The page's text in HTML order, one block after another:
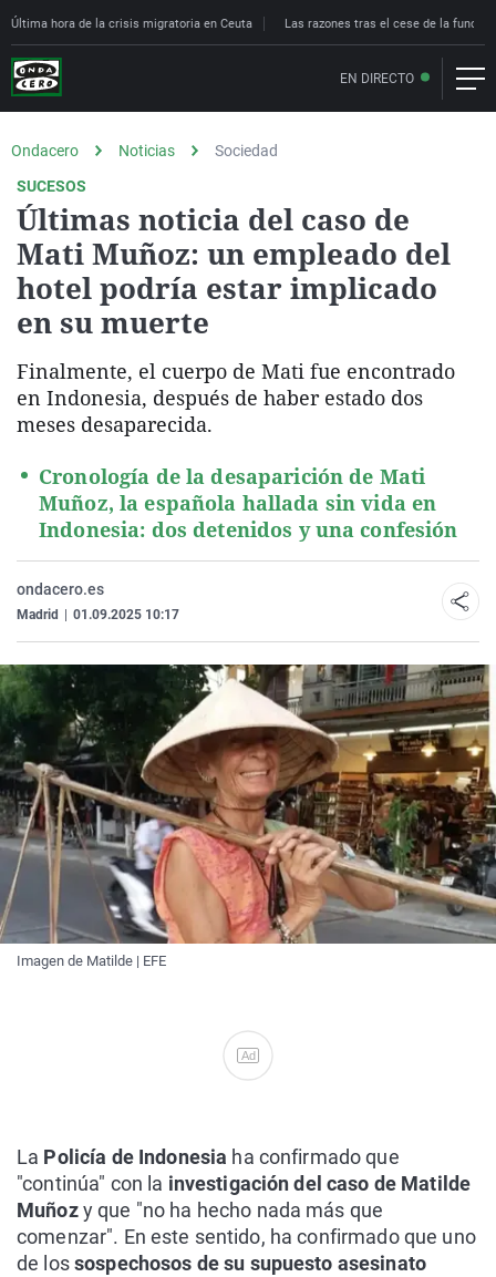
Última hora de la crisis migratoria en Ceuta Las razones tras el cese de la
EN DIRECTO
Ondacero Noticias
Sociedad
SUCESOS
Últimas noticia del caso de
Mati Muñoz: un empleado del
hotel podría estar implicado
en su muerte
Finalmente, el cuerpo de Mati fue encontrado
en Indonesia, después de haber estado dos
meses desaparecida.
Cronología de la desaparición de Mati
Muñoz, la española hallada sin vida en
Indonesia: dos detenidos y una confesión
ondacero.es
Madrid 01.09.2025 10:17
Imagen de Matilde | EFE
Ad
La Policía de Indonesia ha confirmado que
"continúa" con la investigación del caso de Matilde
Muñozy que "no ha hecho nada más que
comenzar". En este sentido, ha confirmado que uno
de lossospechosos de su supuesto asesinato